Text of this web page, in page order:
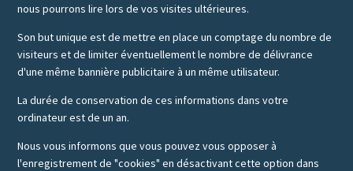
nous pourrons lire lors de vos visites ultérieures.
Son but unique est de mettre en place un comptage du nombre de
visiteurs et de limiter éventuellement le nombre de délivrance
d'une même bannière publicitaire à un même utilisateur.
La durée de conservation de ces informations dans votre
ordinateur est de un an.
Nous vous informons que vous pouvez vous opposer à
l'enregistrement de "cookies" en désactivant cette option dans